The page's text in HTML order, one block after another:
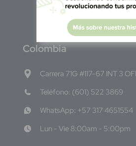
Colombia
Carrera 71G #117-67 INT 3
Teléfono: (601) 522 3869
WhatsApp: +57 317 4651554
Lun - Vie 8:00am - 5:00pm